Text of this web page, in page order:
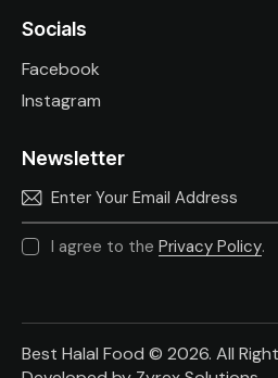
Socials
Facebook
Instagram
Newsletter
I agree to the Privacy Policy.
Best Halal Food © 2026. All